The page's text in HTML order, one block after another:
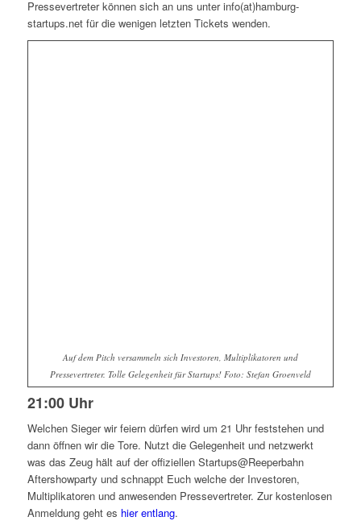
Pressevertreter können sich an uns unter info(at)hamburg-
startups.net für die wenigen letzten Tickets wenden.
Auf dem Pitch versammeln sich Investoren, Multiplikatoren und
Pressevertreter. Tolle Gelegenheit für Startups! Foto: Stefan Groenveld
21:00 Uhr
Welchen Sieger wir feiern dürfen wird um 21 Uhr feststehen und
dann öffnen wir die Tore. Nutzt die Gelegenheit und netzwerkt
was das Zeug hält auf der offiziellen Startups@Reeperbahn
Aftershowparty und schnappt Euch welche der Investoren,
Multiplikatoren und anwesenden Pressevertreter. Zur kostenlosen
Anmeldung geht es hier entlang.